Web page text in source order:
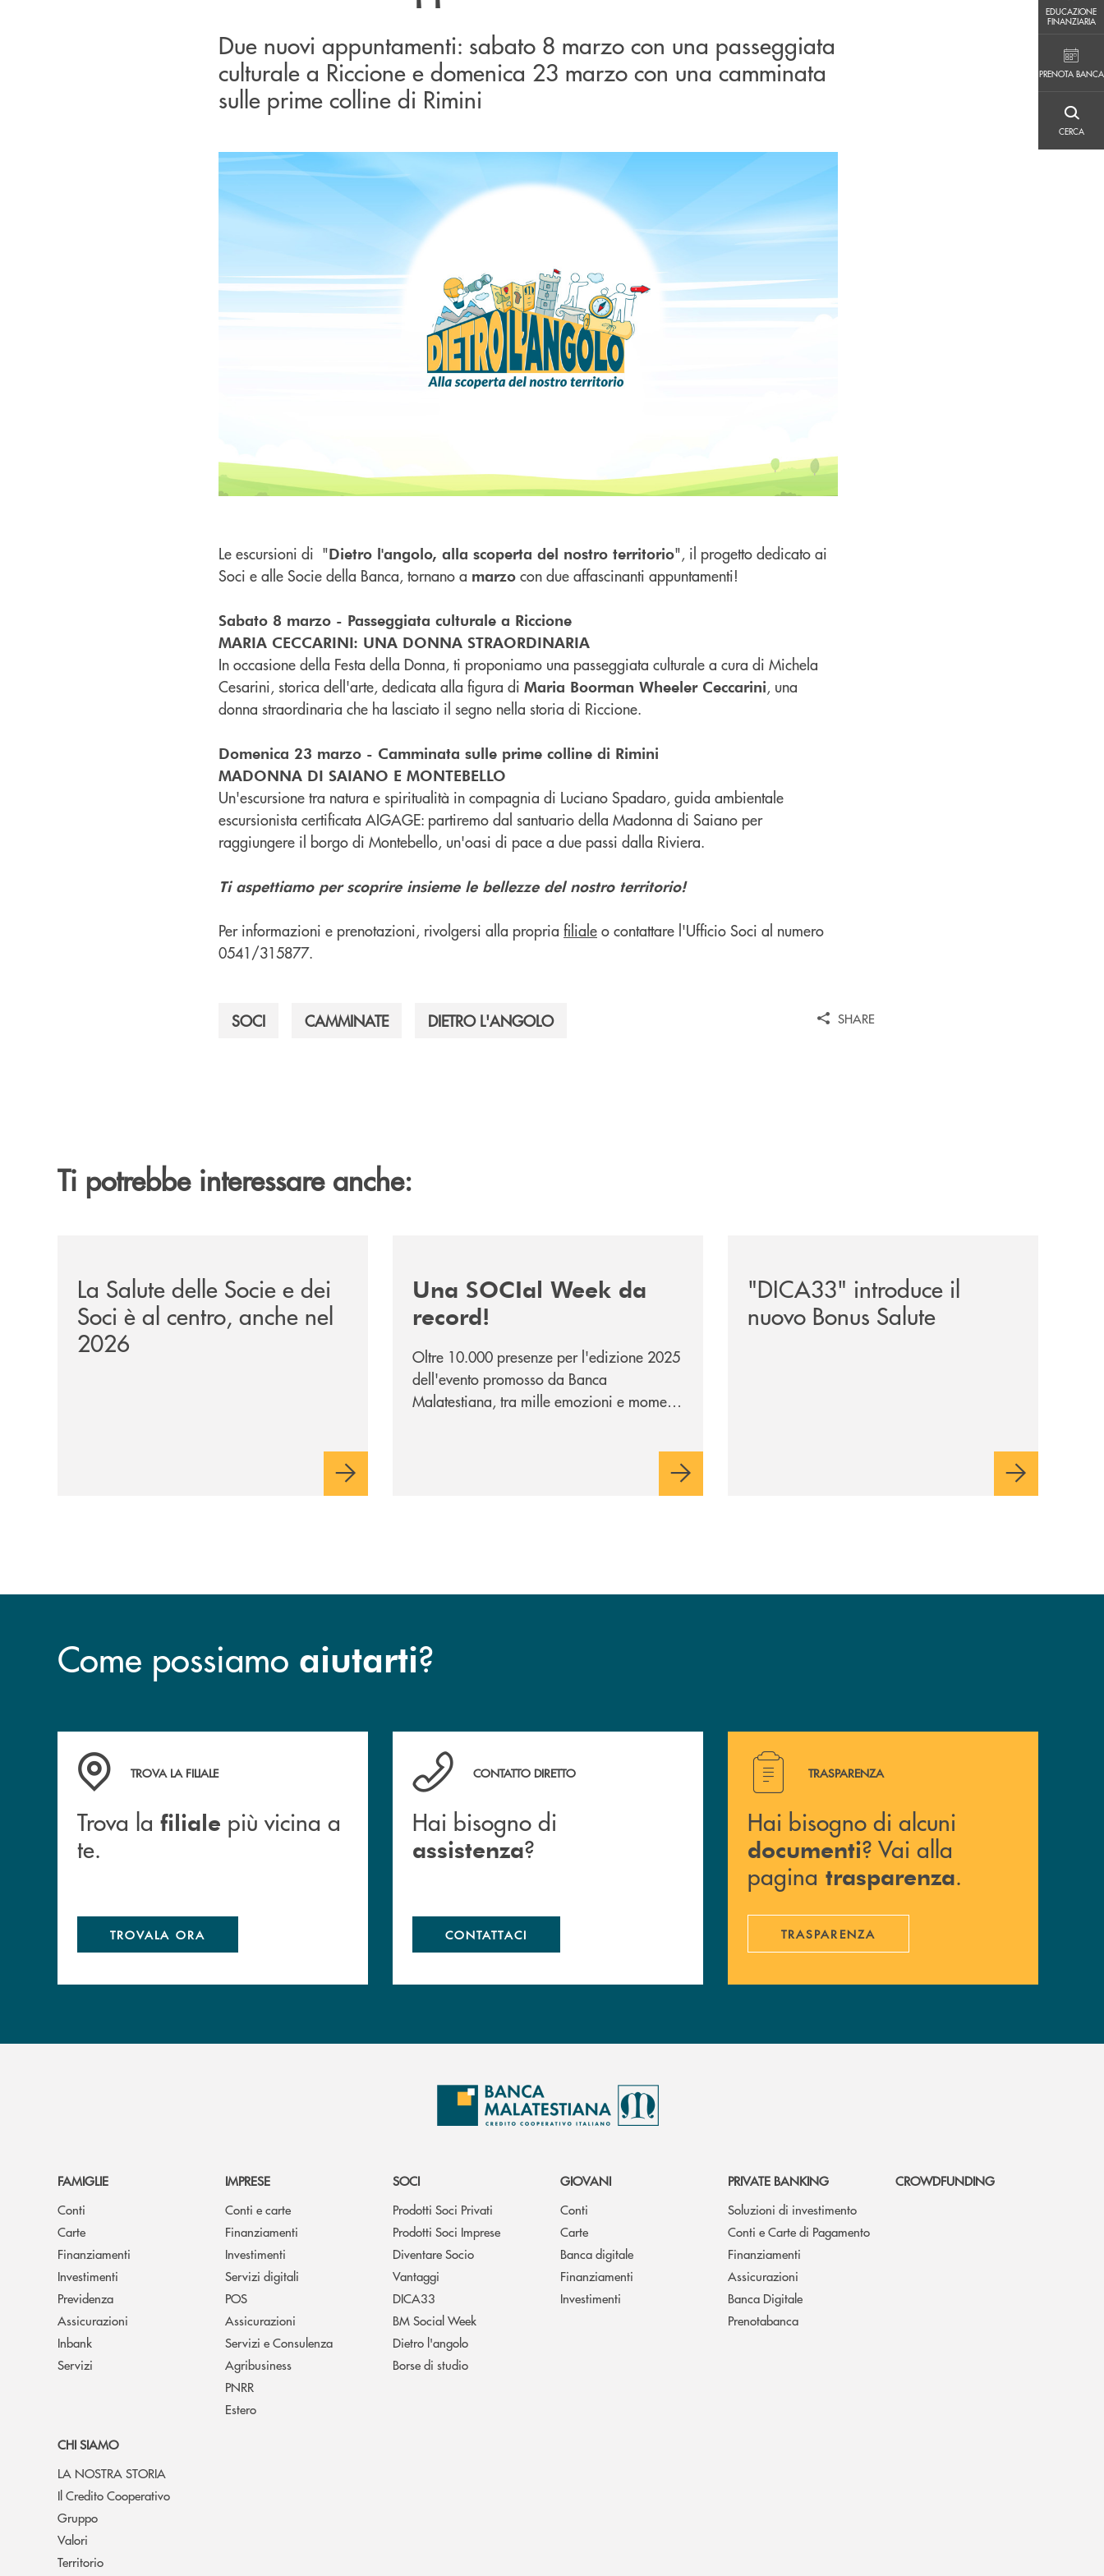
EDUCAZIONE
FINANZIARIA
PRENOTA BANCA
CERCA
Due nuovi appuntamenti: sabato 8 marzo con una passeggiata
culturale a Riccione e domenica 23 marzo con una camminata
sulle prime colline di Rimini
Le escursioni di "Dietro l'angolo, alla scoperta del nostro territorio", il progetto dedicato ai
Soci e alle Socie della Banca, tornano a marzo con due affascinanti appuntamenti!
Sabato 8 marzo - Passeggiata culturale a Riccione
MARIA CECCARINI: UNA DONNA STRAORDINARIA
In occasione della Festa della Donna, ti proponiamo una passeggiata culturale a cura di Michela
Cesarini, storica dell'arte, dedicata alla figura di Maria Boorman Wheeler Ceccarini, una
donna straordinaria che ha lasciato il segno nella storia di Riccione.
Domenica 23 marzo - Camminata sulle prime colline di Rimini
MADONNA DI SAIANO E MONTEBELLO
Un'escursione tra natura e spiritualità in compagnia di Luciano Spadaro, guida ambientale
escursionista certificata AIGAGE: partiremo dal santuario della Madonna di Saiano per
raggiungere il borgo di Montebello, un'oasi di pace a due passi dalla Riviera.
Ti aspettiamo per scoprire insieme le bellezze del nostro territorio!
Per informazioni e prenotazioni, rivolgersi alla propria filiale o contattare l'Ufficio Soci al numero
0541/315877.
SOCI CAMMINATE DIETRO L'ANGOLO SHARE
Ti potrebbe interessare anche:
La Salute delle Socie e dei
Soci è al centro, anche nel
2026
Una SOCIal Week da
record!
Oltre 10.000 presenze per l'edizione 2025
dell'evento promosso da Banca
Malatestiana, tra mille emozioni e momenti
"DICA33" introduce il
nuovo Bonus Salute
Come possiamo aiutarti?
Trova la filiale più vicina a te.
TROVA LA FILIALE
Trova la filiale più vicina a
te.
TROVALA ORA
Hai bisogno di assistenza ?&nbsp;
CONTATTO DIRETTO
Hai bisogno di
assistenza?
CONTATTACI
Hai bisogno di alcuni documenti ? Vai alla pagina
TRASPARENZA
Hai bisogno di alcuni
documenti? Vai alla
pagina trasparenza.
TRASPARENZA
FAMIGLIE
Conti
Carte
Finanziamenti
Investimenti
Previdenza
Assicurazioni
Inbank
Servizi
IMPRESE
Conti e carte
Finanziamenti
Investimenti
Servizi digitali
POS
Assicurazioni
Servizi e Consulenza
Agribusiness
PNRR
Estero
SOCI
Prodotti Soci Privati
Prodotti Soci Imprese
Diventare Socio
Vantaggi
DICA33
BM Social Week
Dietro l'angolo
Borse di studio
GIOVANI
Conti
Carte
Banca digitale
Finanziamenti
Investimenti
PRIVATE BANKING
Soluzioni di investimento
Conti e Carte di Pagamento
Finanziamenti
Assicurazioni
Banca Digitale
Prenotabanca
CROWDFUNDING
CHI SIAMO
LA NOSTRA STORIA
Il Credito Cooperativo
Gruppo
Valori
Territorio